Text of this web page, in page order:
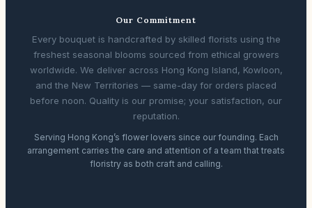
Our Commitment
Every bouquet is handcrafted by skilled florists using the
freshest seasonal blooms sourced from ethical growers
worldwide. We deliver across Hong Kong Island, Kowloon,
and the New Territories — same-day for orders placed
before noon. Quality is our promise; your satisfaction, our
reputation.
Serving Hong Kong’s flower lovers since our founding. Each
arrangement carries the care and attention of a team that treats
floristry as both craft and calling.